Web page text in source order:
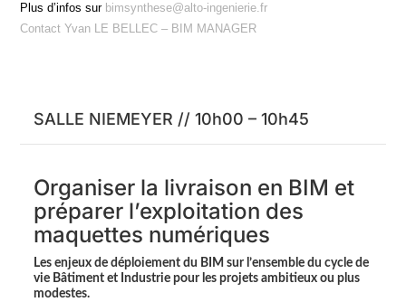
Plus d’infos sur bimsynthese@alto-ingenierie.fr
Contact Yvan LE BELLEC – BIM MANAGER
SALLE NIEMEYER // 10h00 – 10h45
Organiser la livraison en BIM et
préparer l’exploitation des
maquettes numériques
Les enjeux de déploiement du BIM sur l’ensemble du cycle de
vie Bâtiment et Industrie pour les projets ambitieux ou plus
modestes.